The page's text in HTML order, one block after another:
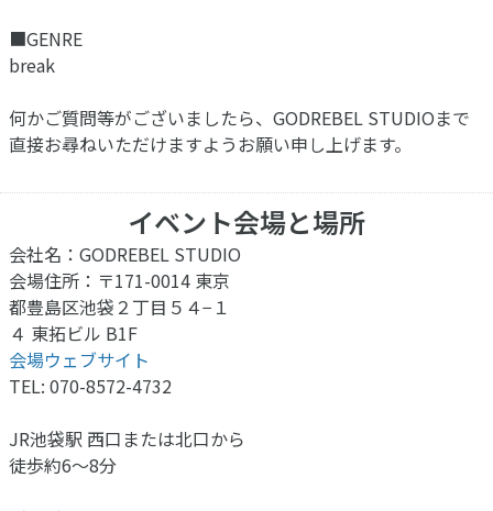
■GENRE
break
何かご質問等がございましたら、GODREBEL STUDIOまで
直接お尋ねいただけますようお願い申し上げます。
イベント会場と場所
会社名：GODREBEL STUDIO
会場住所：〒171-0014 東京
都豊島区池袋２丁目５４−１
４ 東拓ビル B1F
会場ウェブサイト
TEL: 070-8572-4732
JR池袋駅 西口または北口から
徒歩約6〜8分